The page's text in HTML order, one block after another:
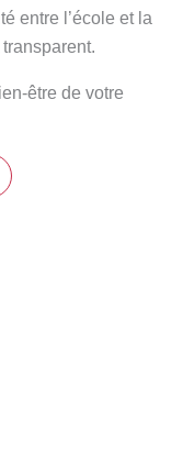
entre l’école et la
être de votre